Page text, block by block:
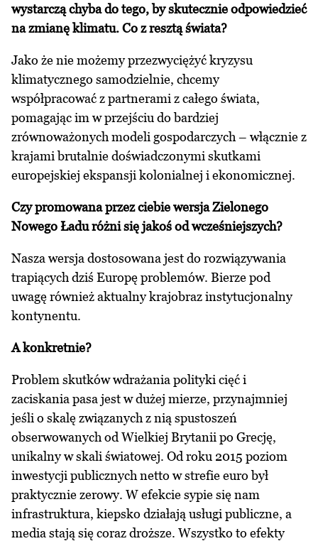
wystarczą chyba do tego, by skutecznie odpowiedzieć
na zmianę klimatu. Co z resztą świata?
Jako że nie możemy przezwyciężyć kryzysu
klimatycznego samodzielnie, chcemy
współpracować z partnerami z całego świata,
pomagając im w przejściu do bardziej
zrównoważonych modeli gospodarczych – włącznie z
krajami brutalnie doświadczonymi skutkami
europejskiej ekspansji kolonialnej i ekonomicznej.
Czy promowana przez ciebie wersja Zielonego
Nowego Ładu różni się jakoś od wcześniejszych?
Nasza wersja dostosowana jest do rozwiązywania
trapiących dziś Europę problemów. Bierze pod
uwagę również aktualny krajobraz instytucjonalny
kontynentu.
A konkretnie?
Problem skutków wdrażania polityki cięć i
zaciskania pasa jest w dużej mierze, przynajmniej
jeśli o skalę związanych z nią spustoszeń
obserwowanych od Wielkiej Brytanii po Grecję,
unikalny w skali światowej. Od roku 2015 poziom
inwestycji publicznych netto w strefie euro był
praktycznie zerowy. W efekcie sypie się nam
infrastruktura, kiepsko działają usługi publiczne, a
media stają się coraz droższe. Wszystko to efekty